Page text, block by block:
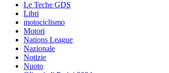
Le Teche GDS
Libri
motociclismo
Motori
Nations League
Nazionale
Notizie
Nuoto